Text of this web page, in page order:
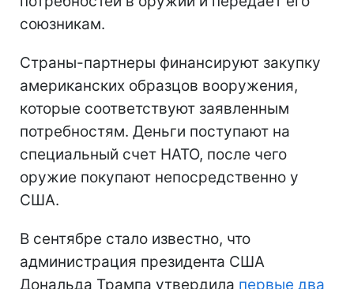
союзникам.
Страны-партнеры финансируют закупку
американских образцов вооружения,
которые соответствуют заявленным
потребностям. Деньги поступают на
специальный счет НАТО, после чего
оружие покупают непосредственно у
США.
В сентябре стало известно, что
администрация президента США
Дональда Трампа утвердила первые два